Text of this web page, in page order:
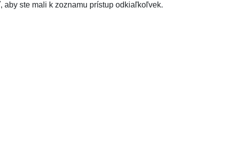
ste mali k zoznamu prístup odkiaľkoľvek.